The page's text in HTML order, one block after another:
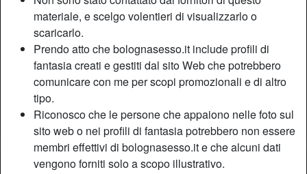
materiale, e scelgo volentieri di visualizzarlo o
scaricarlo.
Prendo atto che bolognasesso.it include profili di
fantasia creati e gestiti dal sito Web che potrebbero
comunicare con me per scopi promozionali e di altro
tipo.
Riconosco che le persone che appaiono nelle foto sul
sito web o nei profili di fantasia potrebbero non essere
membri effettivi di bolognasesso.it e che alcuni dati
vengono forniti solo a scopo illustrativo.
Sesso:
Donna
Sessualità:
Relazione:
Single
Colore dei capelli:
Castana
Colore degli occhi:
Castani
Depilata:
Fumatrice:
No
Descrizione